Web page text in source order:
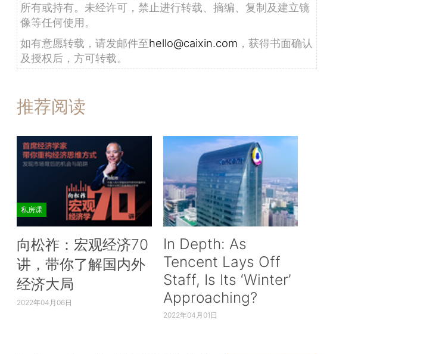
所有或持有。未经许可，禁止进行转载、摘编、复制及建立镜
像等任何使用。
如有意愿转载，请发邮件至hello@caixin.com ，获得书面确认
及授权后，方可转载。
推荐阅读
私房课
向松祚：宏观经济70
讲，带你了解国内外
经济大局
2022年04月06日
In Depth: As
Tencent Lays Off
Staff, Is Its ‘Winter’
Approaching?
2022年04月01日